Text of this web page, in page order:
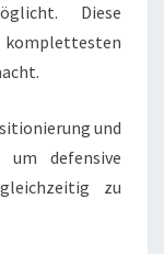
Diese
und
um defensive
zu